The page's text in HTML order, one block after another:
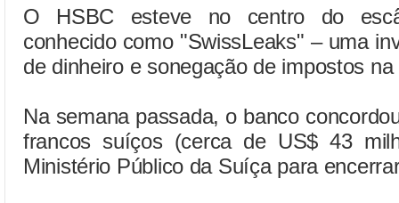
O HSBC esteve no centro do
conhecido como "SwissLeaks" – uma
de dinheiro e sonegação de impostos
Na semana passada, o banco
francos suíços (cerca de US$ 43
Ministério Público da Suíça para